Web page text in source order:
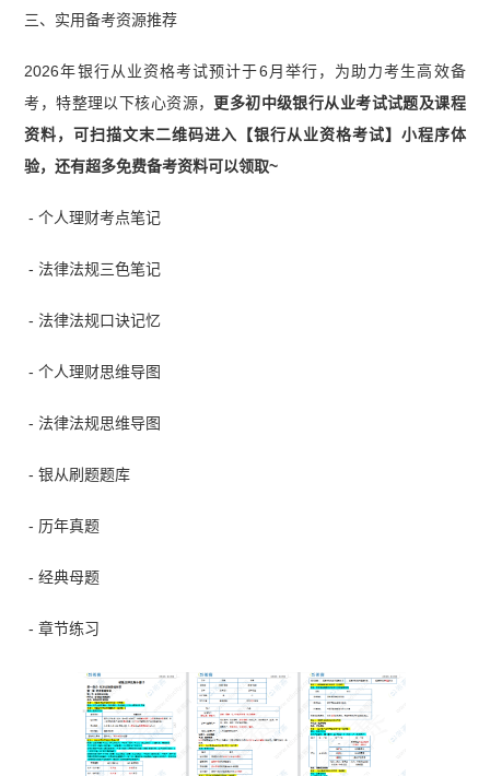
三、实用备考资源推荐
2026年银行从业资格考试预计于6月举行，为助力考生高效备
考，特整理以下核心资源， 更多初中级银行从业考试试题及课程
资料，可扫描文末二维码进入【银行从业资格考试】小程序体
验，还有超多免费备考资料可以领取~
- 个人理财考点笔记
- 法律法规三色笔记
- 法律法规口诀记忆
- 个人理财思维导图
- 法律法规思维导图
- 银从刷题题库
- 历年真题
- 经典母题
- 章节练习